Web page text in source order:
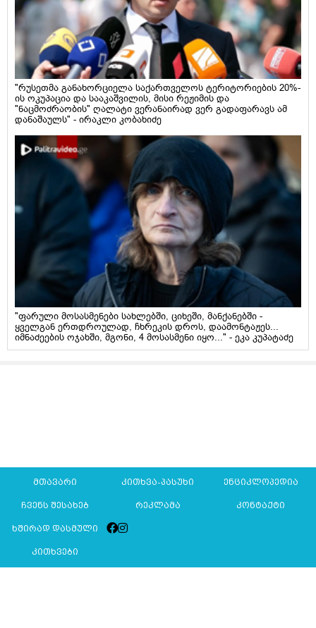
"რუსეთმა განახორციელა საქართველოს ტერიტორიების 20%-
ის ოკუპაცია და სააკაშვილის, მისი რეჟიმის და
"ნაცმოძრაობის" ღალატი ვერანაირად ვერ გადაფარავს ამ
დანაშაულს" - ირაკლი კობახიძე
"ფარული მოსასმენები სახლებში, ციხეში, მანქანებში -
ყველგან ერთდროულად, ჩხრეკის დროს, დაამონტაჟეს...
იმნაძეების ოჯახში, მგონი, 4 მოსასმენი იყო..." - ეკა კუპატაძე
მთავარი კითხვა-პასუხი ენციკლოპედია
ჩვენს შესახებ რეკლამა კონტაქტი
ხშირად დასმული
კითხვები